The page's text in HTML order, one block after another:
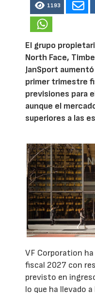
1193
El grupo
North Face,
JanSport
primer trimestre
previsiones para
aunque el
superiores a las
VF Corporation
fiscal 2027 con
previsto en
lo que ha llevado